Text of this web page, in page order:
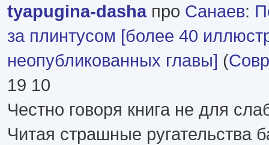
tyapugina-dashaпро Санаев:
за плинтусом [более 40
неопубликованных главы] (
19 10
Честно говоря книга не для
Читая страшные ругательства